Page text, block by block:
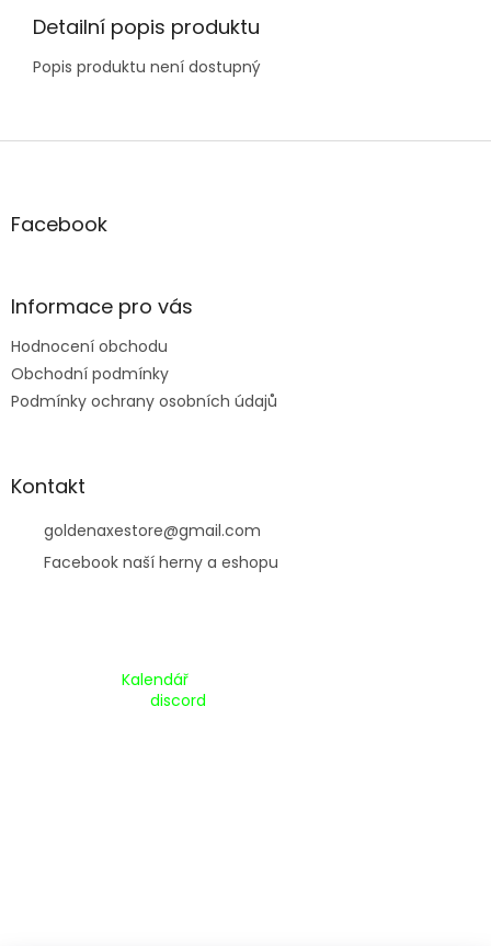
Detailní popis produktu
Popis produktu není dostupný
Z
aFacebook
Informace pro vás
Hodnocení obchodu
Obchodní podmínky
Podmínky ochrany osobních údajů
Kontakt
goldenaxestore@gmail.com
Facebook naší herny a eshopu
Kalendář
discord